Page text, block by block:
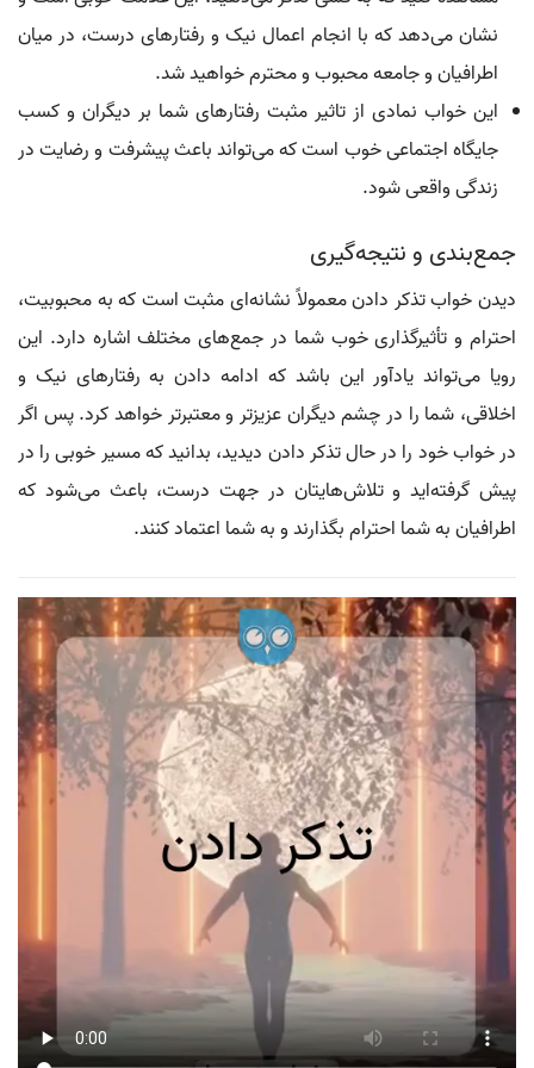
نشان می‌دهد که با انجام اعمال نیک و رفتارهای درست، در میان
اطرافیان و جامعه محبوب و محترم خواهید شد.
این خواب نمادی از تاثیر مثبت رفتارهای شما بر دیگران و کسب
جایگاه اجتماعی خوب است که می‌تواند باعث پیشرفت و رضایت در
زندگی واقعی شود.
جمع‌بندی و نتیجه‌گیری
دیدن خواب تذکر دادن معمولاً نشانه‌ای مثبت است که به محبوبیت،
احترام و تأثیرگذاری خوب شما در جمع‌های مختلف اشاره دارد. این
رویا می‌تواند یادآور این باشد که ادامه دادن به رفتارهای نیک و
اخلاقی، شما را در چشم دیگران عزیزتر و معتبرتر خواهد کرد. پس اگر
در خواب خود را در حال تذکر دادن دیدید، بدانید که مسیر خوبی را در
پیش گرفته‌اید و تلاش‌هایتان در جهت درست، باعث می‌شود که
اطرافیان به شما احترام بگذارند و به شما اعتماد کنند.